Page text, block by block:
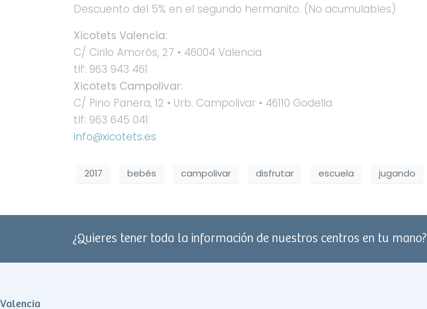
Descuento del 5% en el segundo hermanito. (No acumulables)
Xicotets Valencia:
C/ Cirilo Amorós, 27 • 46004 Valencia
tlf: 963 943 461
Xicotets Campolivar:
C/ Pino Panera, 12 • Urb. Campolivar • 46110 Godella
tlf: 963 645 041
info@xicotets.es
2017 bebés campolivar disfrutar escuela jugando
¿Quieres tener toda la información de nuestros centros en tu mano?
Valencia